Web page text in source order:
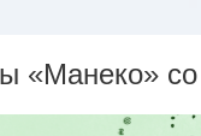
«Манеко»